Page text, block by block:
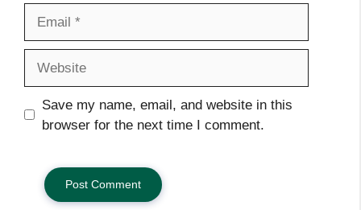
Save my name, email, and website in this
browser for the next time I comment.